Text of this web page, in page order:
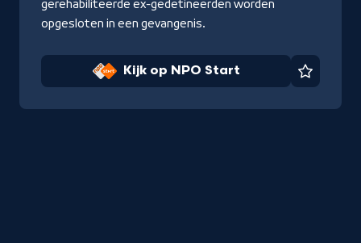
gerehabiliteerde ex-gedetineerden worden
opgesloten in een gevangenis.
Kijk op NPO Start